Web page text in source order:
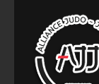
content